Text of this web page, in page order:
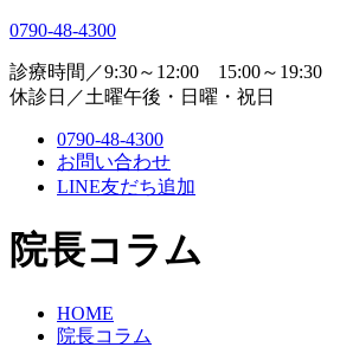
0790-48-4300
診療時間／9:30～12:00 15:00～19:30
休診日／土曜午後・日曜・祝日
0790-48-4300
お問い合わせ
LINE友だち追加
院長コラム
HOME
院長コラム